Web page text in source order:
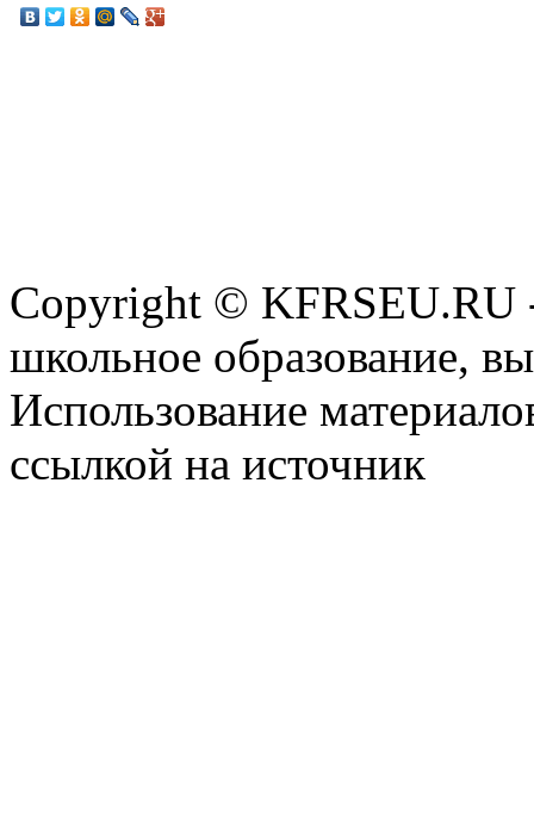
Copyright © KFRSEU.RU
школьное образование,
Использование
ссылкой на источник